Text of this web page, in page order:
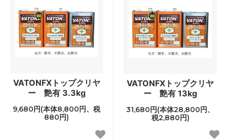
VATONFXトップクリヤ
ー 艶有 3.3kg
9,680円(本体8,800円、税
880円)
VATONFXトップクリヤ
ー 艶有 13kg
31,680円(本体28,800円、
税2,880円)